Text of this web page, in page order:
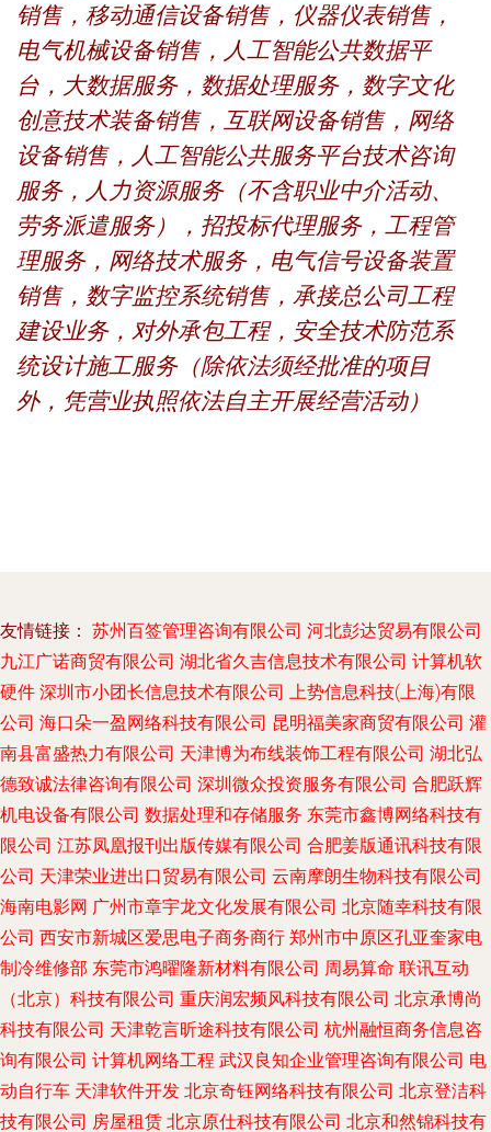
销售，移动通信设备销售，仪器仪表销售，
电气机械设备销售，人工智能公共数据平
台，大数据服务，数据处理服务，数字文化
创意技术装备销售，互联网设备销售，网络
设备销售，人工智能公共服务平台技术咨询
服务，人力资源服务（不含职业中介活动、
劳务派遣服务），招投标代理服务，工程管
理服务，网络技术服务，电气信号设备装置
销售，数字监控系统销售，承接总公司工程
建设业务，对外承包工程，安全技术防范系
统设计施工服务（除依法须经批准的项目
外，凭营业执照依法自主开展经营活动）
友情链接： 苏州百签管理咨询有限公司 河北彭达贸易有限公司
九江广诺商贸有限公司 湖北省久吉信息技术有限公司 计算机软
硬件 深圳市小团长信息技术有限公司 上势信息科技(上海)有限
公司 海口朵一盈网络科技有限公司 昆明福美家商贸有限公司 灌
南县富盛热力有限公司 天津博为布线装饰工程有限公司 湖北弘
德致诚法律咨询有限公司 深圳微众投资服务有限公司 合肥跃辉
机电设备有限公司 数据处理和存储服务 东莞市鑫博网络科技有
限公司 江苏凤凰报刊出版传媒有限公司 合肥姜版通讯科技有限
公司 天津荣业进出口贸易有限公司 云南摩朗生物科技有限公司
海南电影网 广州市章宇龙文化发展有限公司 北京随幸科技有限
公司 西安市新城区爱思电子商务商行 郑州市中原区孔亚奎家电
制冷维修部 东莞市鸿曜隆新材料有限公司 周易算命 联讯互动
（北京）科技有限公司 重庆润宏频风科技有限公司 北京承博尚
科技有限公司 天津乾言昕途科技有限公司 杭州融恒商务信息咨
询有限公司 计算机网络工程 武汉良知企业管理咨询有限公司 电
动自行车 天津软件开发 北京奇钰网络科技有限公司 北京登洁科
技有限公司 房屋租赁 北京原仕科技有限公司 北京和然锦科技有